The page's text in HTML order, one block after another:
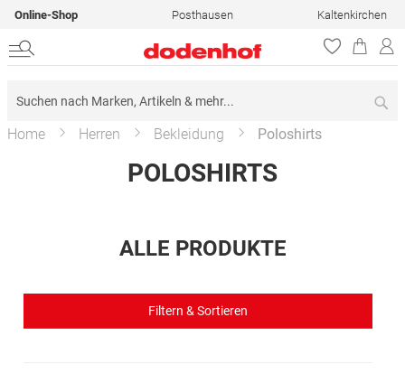
Online-Shop Posthausen Kaltenkirchen
Home Herren Bekleidung Poloshirts
POLOSHIRTS
ALLE PRODUKTE
Filtern & Sortieren